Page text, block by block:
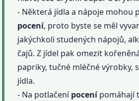
- Některá jídla a nápoje mohou
pocení, proto byste se měl
jakýchkoli studených nápojů,
čajů. Z jídel pak omezit
papriky, tučné mléčné výrobky,
jídla.
- Na potlačenípocenípomáhají